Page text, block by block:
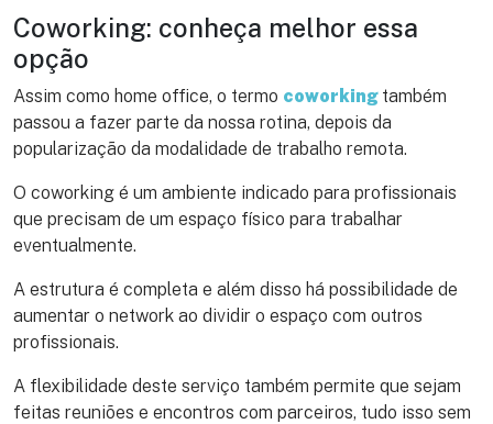
Coworking: conheça melhor essa
opção
Assim como home office, o termo coworking também
passou a fazer parte da nossa rotina, depois da
popularização da modalidade de trabalho remota.
O coworking é um ambiente indicado para profissionais
que precisam de um espaço físico para trabalhar
eventualmente.
A estrutura é completa e além disso há possibilidade de
aumentar o network ao dividir o espaço com outros
profissionais.
A flexibilidade deste serviço também permite que sejam
feitas reuniões e encontros com parceiros, tudo isso sem